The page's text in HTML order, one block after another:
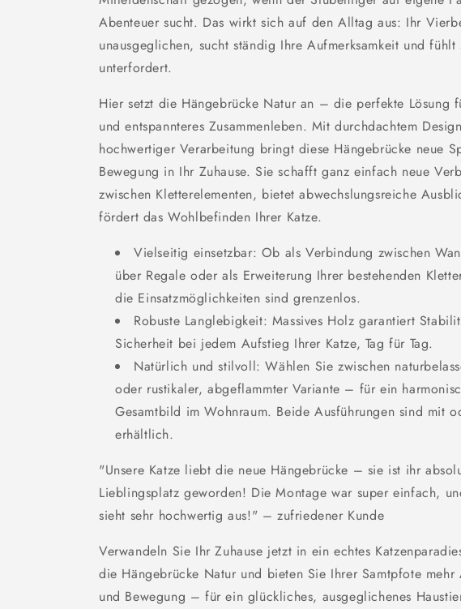
Abenteuer sucht. Das wirkt sich auf den Alltag aus: Ihr
unausgeglichen, sucht ständig Ihre Aufmerksamkeit und
unterfordert.
Hier setzt die Hängebrücke Natur an – die perfekte Lösung
und entspannteres Zusammenleben. Mit durchdachtem
hochwertiger Verarbeitung bringt diese Hängebrücke neue
Bewegung in Ihr Zuhause. Sie schafft ganz einfach neue
zwischen Kletterelementen, bietet abwechslungsreiche
fördert das Wohlbefinden Ihrer Katze.
Vielseitig einsetzbar: Ob als Verbindung zwischen
über Regale oder als Erweiterung Ihrer bestehenden
die Einsatzmöglichkeiten sind grenzenlos.
Robuste Langlebigkeit: Massives Holz garantiert
Sicherheit bei jedem Aufstieg Ihrer Katze, Tag für Tag.
Natürlich und stilvoll: Wählen Sie zwischen
oder rustikaler, abgeflammter Variante – für ein
Gesamtbild im Wohnraum. Beide Ausführungen sind mit
erhältlich.
"Unsere Katze liebt die neue Hängebrücke – sie ist ihr
Lieblingsplatz geworden! Die Montage war super einfach,
sieht sehr hochwertig aus!" – zufriedener Kunde
Verwandeln Sie Ihr Zuhause jetzt in ein echtes
die Hängebrücke Natur und bieten Sie Ihrer Samtpfote mehr
und Bewegung – für ein glückliches, ausgeglichenes